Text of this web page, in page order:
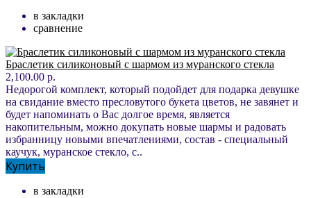
в закладки
сравнение
Браслетик силиконовый с шармом из муранского стекла
2,100.00 р.
Недорогой комплект, который подойдет для подарка девушке
на свидание вместо пресловутого букета цветов, не завянет и
будет напоминать о Вас долгое время, является
накопительным, можно докупать новые шармы и радовать
избранницу новыми впечатлениями, состав - специальный
каучук, муранское стекло, с..
Купить
в закладки